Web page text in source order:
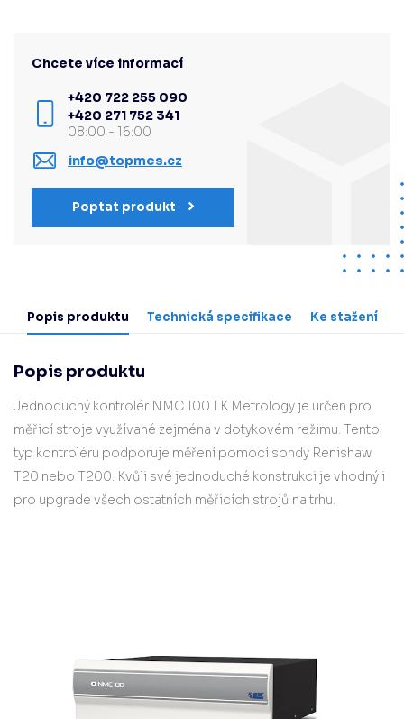
Chcete více informací
+420 722 255 090
+420 271 752 341
08:00 - 16:00
info@topmes.cz
Poptat produkt
Popis produktu Technická specifikace Ke stažení
Popis produktu
Jednoduchý kontrolér NMC 100 LK Metrology je určen pro
měřicí stroje využívané zejména v dotykovém režimu. Tento
typ kontroléru podporuje měření pomocí sondy Renishaw
T20 nebo T200. Kvůli své jednoduché konstrukci je vhodný i
pro upgrade všech ostatních měřicích strojů na trhu.